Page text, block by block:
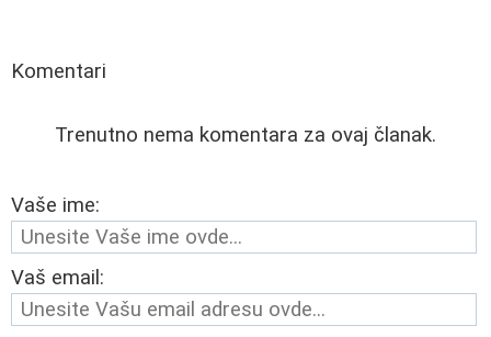
Komentari
Trenutno nema komentara za ovaj članak.
Vaše ime:
Vaš email: